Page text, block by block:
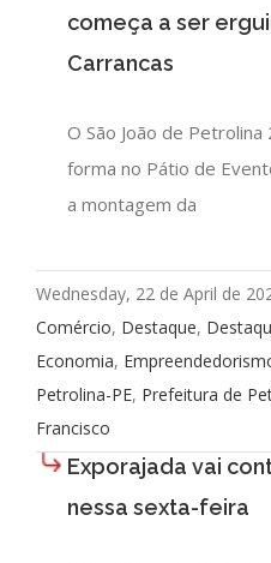
começa a ser
Carrancas
O São João de
forma no Pátio de
a montagem da
Wednesday, 22 de April de
Comércio, Destaque,
Economia,
Petrolina-PE, Prefeitura de
Francisco
Exporajada vai
nessa sexta-feira